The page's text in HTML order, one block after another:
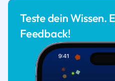
Teste dein Wissen.
Feedback!